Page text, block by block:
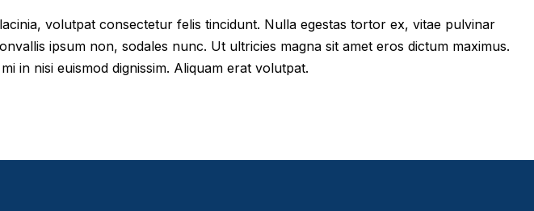
volutpat consectetur felis tincidunt. Nulla egestas tortor ex, vitae pulvinar
ipsum non, sodales nunc. Ut ultricies magna sit amet eros dictum maximus.
in nisi euismod dignissim. Aliquam erat volutpat.